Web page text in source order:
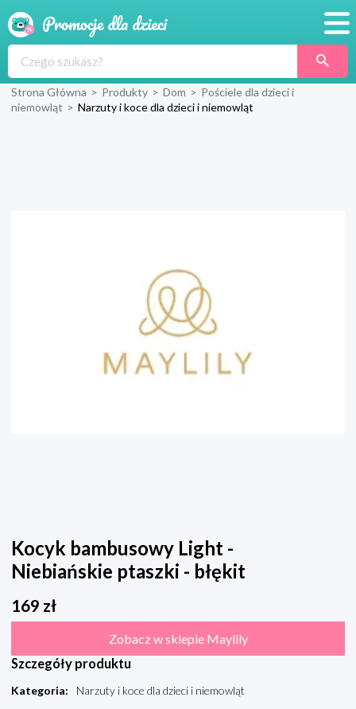
Produkty
Strona Główna > Produkty > Dom > Pościele dla dzieci i
niemowląt > Narzuty i koce dla dzieci i niemowląt
Kocyk bambusowy Light -
Niebiańskie ptaszki - błękit
169 zł
Zobacz w sklepie Maylily
Szczegóły produktu
Kategoria:
Narzuty i koce dla dzieci i niemowląt